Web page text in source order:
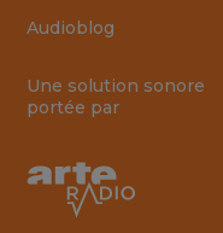
Audioblog
Une solution sonore
portée par